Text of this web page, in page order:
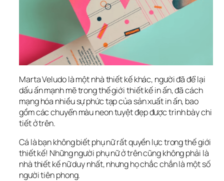
Marta Veludo là một nhà thiết kế khác, người đã để lại
dấu ấn mạnh mẽ trong thế giới thiết kế in ấn, đã cách
mạng hóa nhiều sự phức tạp của sản xuất in ấn, bao
gồm các chuyển màu neon tuyệt đẹp được trình bày chi
tiết ở trên.
Cá là bạn không biết phụ nữ rất quyền lực trong thế giới
thiết kế! Những người phụ nữ ở trên cũng không phải là
nhà thiết kế nữ duy nhất, nhưng họ chắc chắn là một số
người tiên phong.